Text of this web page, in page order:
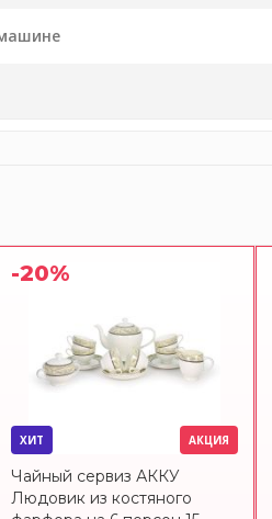
-20%
ХИТ АКЦИЯ
Чайный сервиз АККУ
Людовик из костяного